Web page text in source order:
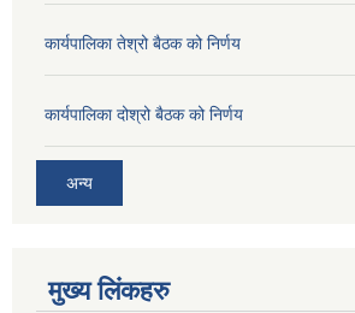
कार्यपालिका तेश्रो बैठक को निर्णय
कार्यपालिका दोश्रो बैठक को निर्णय
अन्य
मुख्य लिंकहरु